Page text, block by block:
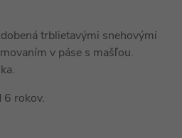
trblietavými snehovými
v páse s mašľou.
6 rokov.